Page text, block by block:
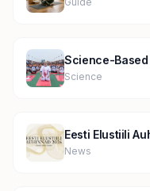
Science-Based
Science
Eesti Elustiili
News